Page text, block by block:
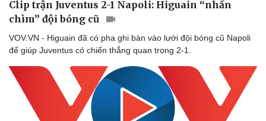
Clip trận Juventus 2-1 Napoli: Higuain “nhấn
chìm” đội bóng cũ
VOV.VN - Higuain đã có pha ghi bàn vào lưới đội bóng cũ Napoli
để giúp Juventus có chiến thắng quan trọng 2-1.